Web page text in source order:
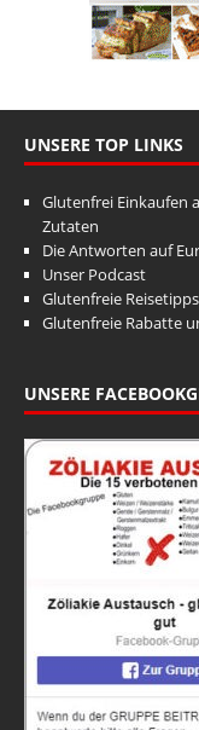
UNSERE TOP LINKS
Glutenfrei Einkaufen
Zutaten
Die Antworten auf
Unser Podcast
Glutenfreie Reisetipps
Glutenfreie Rabatte
UNSERE